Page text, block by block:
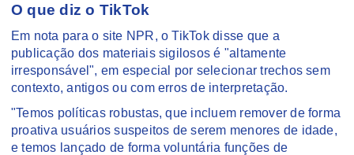
O que diz o TikTok
Em nota para o site NPR, o TikTok disse que a
publicação dos materiais sigilosos é "altamente
irresponsável", em especial por selecionar trechos sem
contexto, antigos ou com erros de interpretação.
"Temos políticas robustas, que incluem remover de forma
proativa usuários suspeitos de serem menores de idade,
e temos lançado de forma voluntária funções de